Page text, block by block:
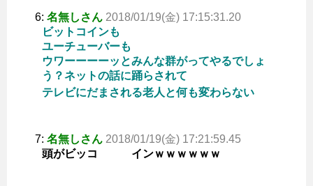
6: 名無しさん 2018/01/19(金) 17:15:31.20
ビットコインも
ユーチューバーも
ウワーーーーッとみんな群がってやるでしょ
う？ネットの話に踊らされて
テレビにだまされる老人と何も変わらない
7: 名無しさん 2018/01/19(金) 17:21:59.45
頭がビッコ インｗｗｗｗｗｗ